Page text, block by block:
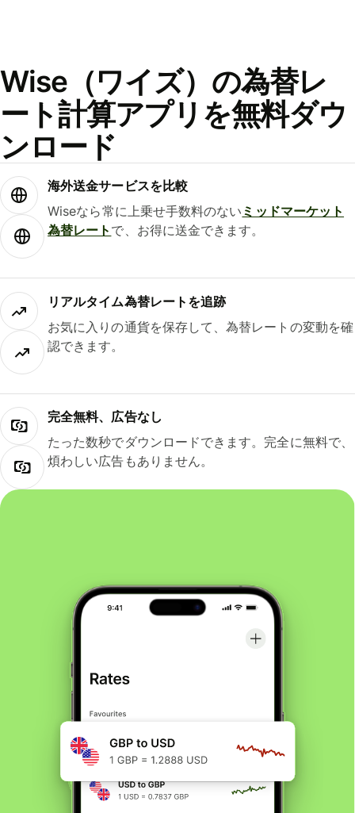
Wise（ワイズ）の為替レ
ート計算アプリを無料ダウ
ンロード
海外送金サービスを比較
Wiseなら常に上乗せ手数料のない ミッドマーケット
為替レート で、お得に送金できます。
リアルタイム為替レートを追跡
お気に入りの通貨を保存して、為替レートの変動を確
認できます。
完全無料、広告なし
たった数秒でダウンロードできます。完全に無料で、
煩わしい広告もありません。